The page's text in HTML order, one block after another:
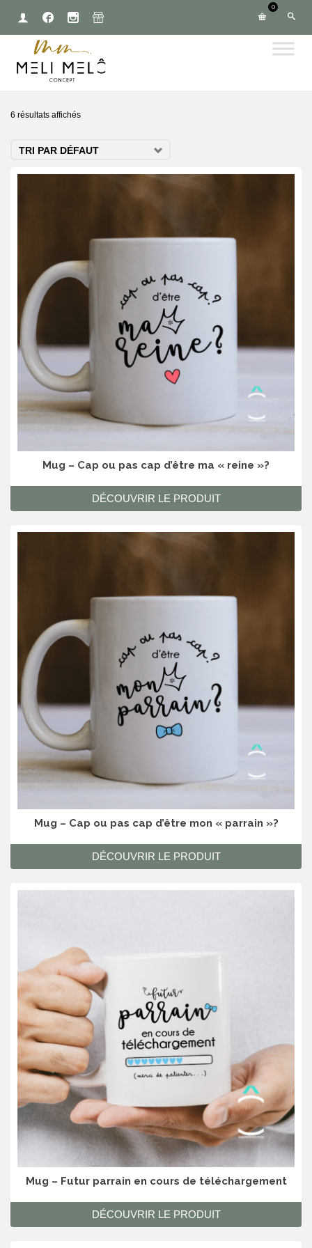
0
6 résultats affichés
TRI PAR DÉFAUT
Mug – Cap ou pas cap d’être ma « reine »?
DÉCOUVRIR LE PRODUIT
Mug – Cap ou pas cap d’être mon « parrain »?
DÉCOUVRIR LE PRODUIT
Mug – Futur parrain en cours de téléchargement
DÉCOUVRIR LE PRODUIT